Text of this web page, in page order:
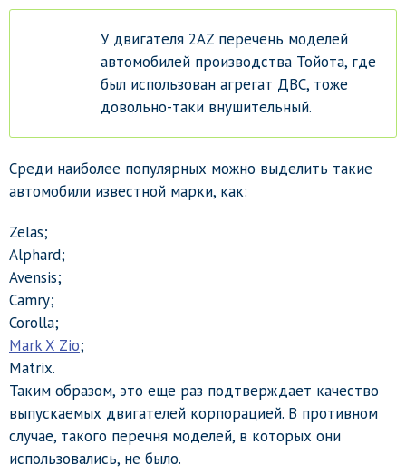
У двигателя 2AZ перечень моделей
автомобилей производства Тойота, где
был использован агрегат ДВС, тоже
довольно-таки внушительный.
Среди наиболее популярных можно выделить такие
автомобили известной марки, как:
Zelas;
Alphard;
Avensis;
Camry;
Corolla;
Mark X Zio;
Matrix.
Таким образом, это еще раз подтверждает качество
выпускаемых двигателей корпорацией. В противном
случае, такого перечня моделей, в которых они
использовались, не было.